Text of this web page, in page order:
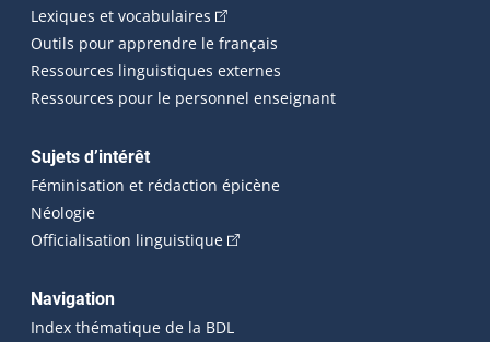
Lexiques et vocabulaires (Cet hyperlien externe s'ouvrira
Outils pour apprendre le français
Ressources linguistiques externes
Ressources pour le personnel enseignant
Sujets d’intérêt
Féminisation et rédaction épicène
Néologie
Officialisation linguistique(Cet hyperlien externe s'ouvrira
Navigation
Index thématique de la BDL